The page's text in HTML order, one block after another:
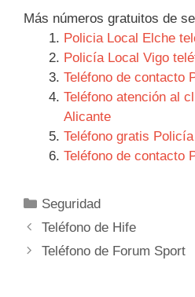
Más números gratuitos de
Policia Local Elche
Policía Local Vigo
Teléfono de contacto
Teléfono atención al
Alicante
Teléfono gratis
Teléfono de contacto
Categorías
Seguridad
Navegación
de
Teléfono de Hife
Teléfono de Forum Sport